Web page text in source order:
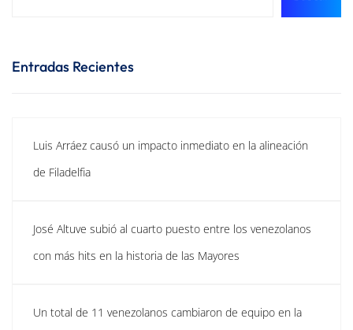
Entradas Recientes
Luis Arráez causó un impacto inmediato en la alineación
de Filadelfia
José Altuve subió al cuarto puesto entre los venezolanos
con más hits en la historia de las Mayores
Un total de 11 venezolanos cambiaron de equipo en la